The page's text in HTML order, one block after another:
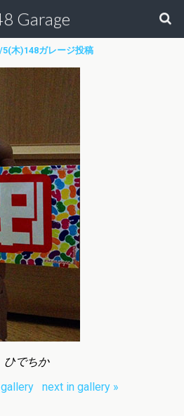
Garage
木)148ガレージ投稿
ひでちか
next in gallery »